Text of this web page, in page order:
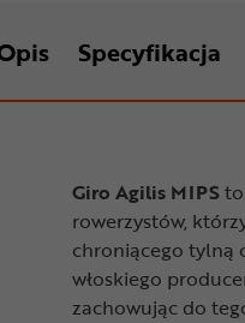
Specyfikacja
Giro Agilis MIPS
rowerzystów,
chroniącego tylną
włoskiego
zachowując do